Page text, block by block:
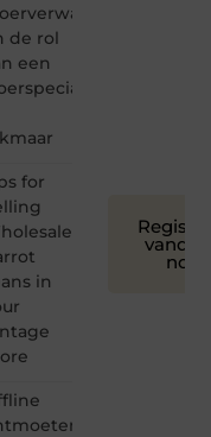
de rol
een
for
in
nog